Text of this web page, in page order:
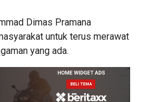
Dimas Pramana
untuk terus merawat
yang ada.